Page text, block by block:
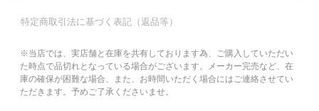
特定商取引法に基づく表記（返品等）
※当店では、実店舗と在庫を共有しております為、ご購入していただい
た時点で品切れとなっている場合がございます。メーカー完売など、在
庫の確保が困難な場合、また、お時間いただく場合にはご連絡させてい
ただきます。予めご了承くださいませ。